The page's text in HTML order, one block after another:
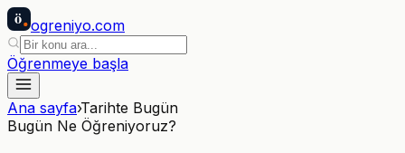
ö ogreniyo.com
Öğrenmeye başla
Ana sayfa›Tarihte Bugün
Bugün Ne Öğreniyoruz?